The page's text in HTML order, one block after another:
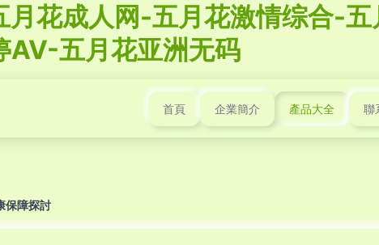
花成人网-五月花激情综合-
AV-五月花亚洲无码
首頁 企業簡介 產品大全 聯
保障探討